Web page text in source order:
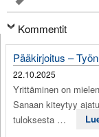
Kommentit
Pääkirjoitus –
22.10.2025
Yrittäminen on
Sanaan kiteytyy
tuloksesta …